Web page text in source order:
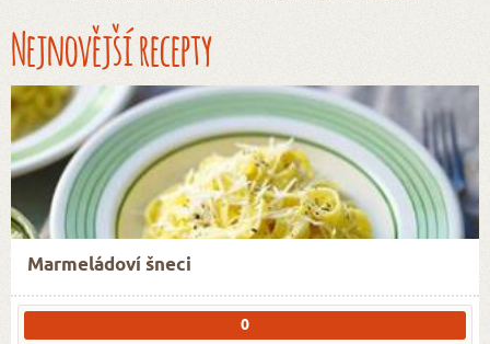
Nejnovější recepty
Marmeládoví šneci
0